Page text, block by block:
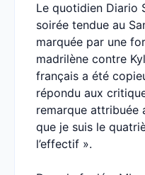
Le quotidien Diario
soirée tendue au
marquée par une
madrilène contre
français a été
répondu aux
remarque attribuée
que je suis le
l’effectif ».